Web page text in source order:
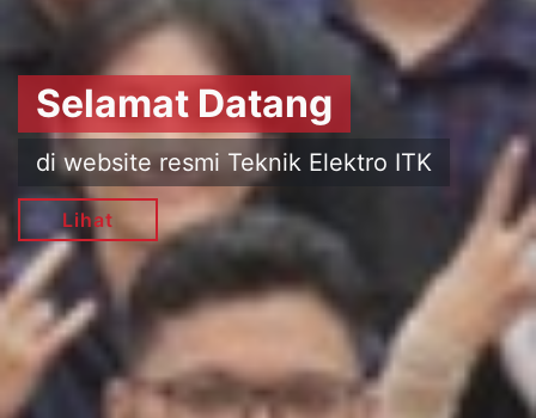
Selamat Datang
di website resmi Teknik Elektro ITK
Lihat